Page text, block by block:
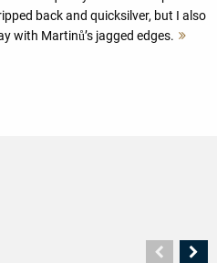
back and quicksilver, but I also
with Martinů’s jagged edges.